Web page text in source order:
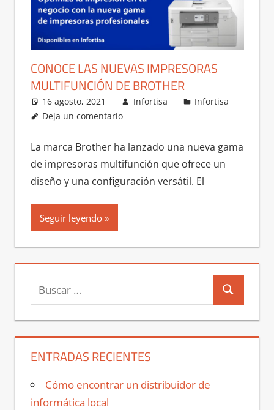
CONOCE LAS NUEVAS IMPRESORAS
MULTIFUNCIÓN DE BROTHER
16 agosto, 2021 Infortisa
Infortisa
Deja un comentario
La marca Brother ha lanzado una nueva gama
de impresoras multifunción que ofrece un
diseño y una configuración versátil. El
Seguir leyendo
Buscar:
Buscar
ENTRADAS RECIENTES
Cómo encontrar un distribuidor de
informática local